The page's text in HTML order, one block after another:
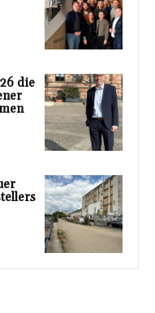
die